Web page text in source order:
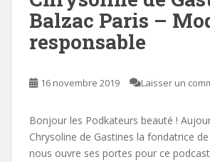
Balzac Paris –
responsable
16 novembre 2019 Laisser un
Bonjour les Podkateurs beauté !
Chrysoline de Gastines la fondatrice
nous ouvre ses portes pour ce